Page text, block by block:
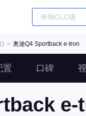
) ＞ 奥迪Q4 Sportback e-tron
置 口碑
e-